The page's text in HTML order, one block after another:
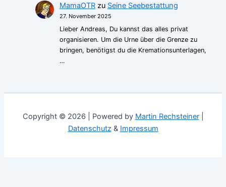
MamaOTRzu Seine Seebestattung
27. November 2025
Lieber Andreas, Du kannst das alles privat
organisieren. Um die Urne über die Grenze zu
bringen, benötigst du die Kremationsunterlagen,
…
Copyright © 2026 | Powered by Martin Rechsteiner|
Datenschutz& Impressum